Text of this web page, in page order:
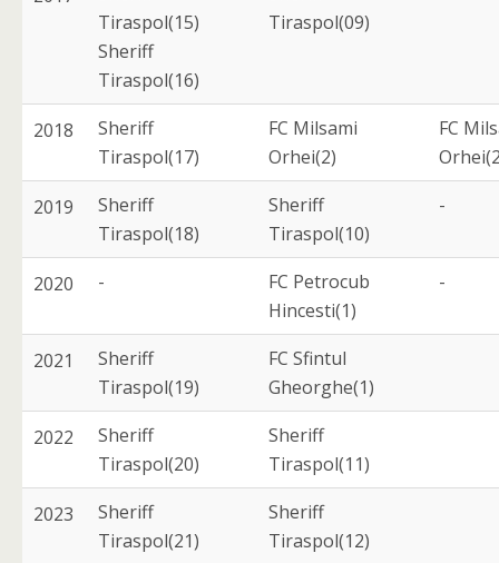
Tiraspol(15)
Sheriff
Tiraspol(16)
Tiraspol(09)
2018
Sheriff
Tiraspol(17)
FC Milsami
Orhei(2)
FC
2019
Sheriff
Tiraspol(18)
Sheriff
Tiraspol(10)
-
2020 -
FC Petrocub
Hincesti(1)
-
2021
Sheriff
Tiraspol(19)
FC Sfintul
Gheorghe(1)
2022
Sheriff
Tiraspol(20)
Sheriff
Tiraspol(11)
2023
Sheriff
Tiraspol(21)
Sheriff
Tiraspol(12)